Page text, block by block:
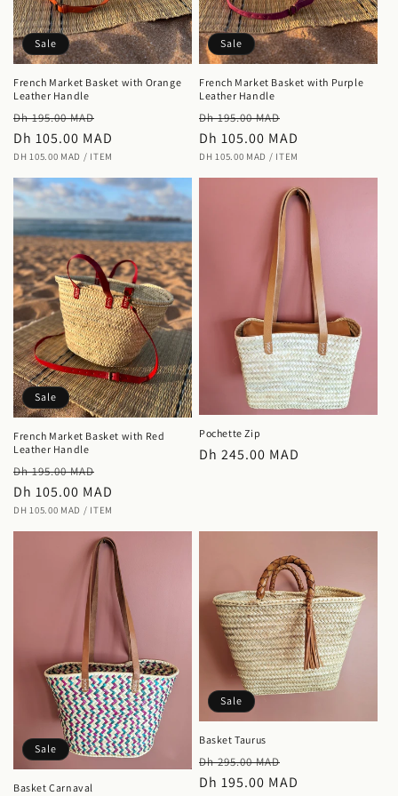
Sale
French Market Basket with Orange
Leather Handle
Regular
price
Dh 195.00 MAD
price
Dh 105.00 MAD
UNIT
DH 105.00 MAD / PER
ITEM
Sale
French Market Basket with Purple
Leather Handle
Regular
price
Dh 195.00 MAD
price
Dh 105.00 MAD
UNIT
DH 105.00 MAD / PER
ITEM
Sale
French Market Basket with Red
Leather Handle
Regular
price
Dh 195.00 MAD
price
Dh 105.00 MAD
UNIT
DH 105.00 MAD / PER
ITEM
Pochette Zip
Regular
Dh 245.00 MAD
Sale
Basket Carnaval
Sale
Basket Taurus
Regular
price
Dh 295.00 MAD
price
Dh 195.00 MAD